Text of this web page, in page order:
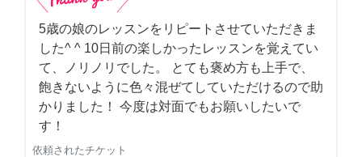
5歳の娘のレッスンをリピートさせていただきま
した^ ^ 10日前の楽しかったレッスンを覚えてい
て、ノリノリでした。 とても褒め方も上手で、
飽きないように色々混ぜてしていただけるので助
かりました！ 今度は対面でもお願いしたいで
す！
依頼されたチケット